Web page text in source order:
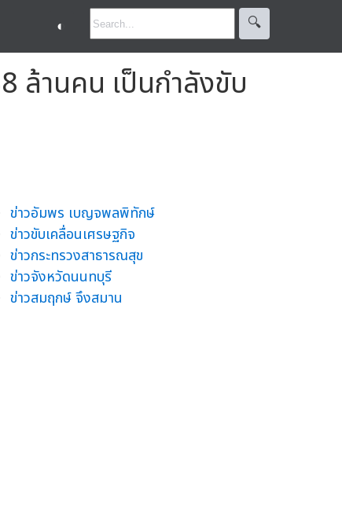
◐ 🔍︎
ล้านคน เป็นกำลังขับ
ข่าวอัมพร เบญจพลพิทักษ์
ข่าวขับเคลื่อนเศรษฐกิจ
ข่าวกระทรวงสาธารณสุข
ข่าวจังหวัดนนทบุรี
ข่าวสมฤกษ์ จึงสมาน